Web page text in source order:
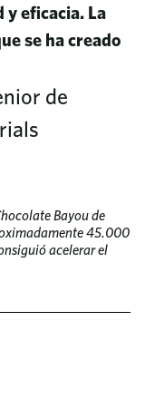
y eficacia. La
se ha creado
de
Bayou de
45.000
acelerar el